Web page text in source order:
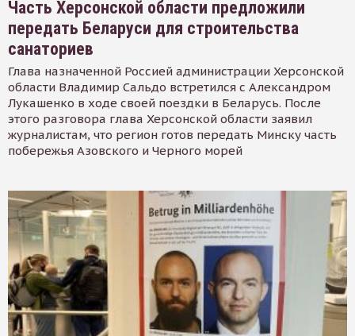
Часть Херсонской области предложили
передать Беларуси для строительства
санаториев
Глава назначенной Россией администрации Херсонской
области Владимир Сальдо встретился с Александром
Лукашенко в ходе своей поездки в Беларусь. После
этого разговора глава Херсонской области заявил
журналистам, что регион готов передать Минску часть
побережья Азовского и Черного морей